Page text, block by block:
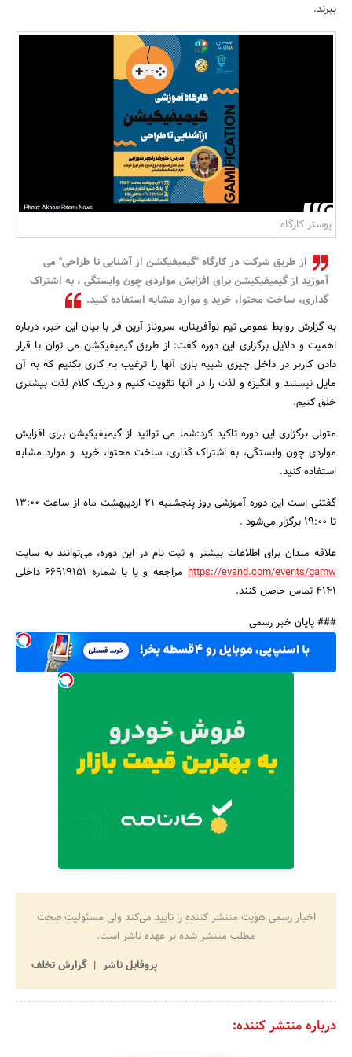
جستجو
ببرند.
پوستر کارگاه
از طریق شرکت در کارگاه "گیمیفیکشن از آشنایی تا طراحی" می
آموزید از گیمیفیکیشن برای افزایش مواردی چون وابستگی ، به اشتراک
گذاری، ساخت محتوا، خرید و موارد مشابه استفاده کنید.
به گزارش روابط عمومی تیم نوآفرینان، سروناز آرین فر با بیان این خبر، درباره
اهمیت و دلایل برگزاری این دوره گفت: از طریق گیمیفیکشن می توان با قرار
دادن کاربر در داخل چیزی شبیه بازی آنها را ترغیب به کاری بکنیم که به آن
مایل نیستند و انگیزه و لذت را در آنها تقویت کنیم و دریک کلام لذت بیشتری
خلق کنیم.
متولی برگزاری این دوره تاکید کرد:شما می توانید از گیمیفیکیشن برای افزایش
مواردی چون وابستگی، به اشتراک گذاری، ساخت محتوا، خرید و موارد مشابه
استفاده کنید.
گفتنی است این دوره آموزشی روز پنجشنبه 21 اردیبهشت ماه از ساعت 13:00
تا 19:00 برگزار می‌شود .
علاقه مندان برای اطلاعات بیشتر و ثبت نام در این دوره، می‌توانند به سایت
https://evand.com/events/gamw
مراجعه و یا با شماره 66919151 داخلی
4141 تماس حاصل کنند.
### پایان خبر رسمی
اخبار رسمی هویت منتشر کننده را تایید می‌کند ولی مسئولیت صحت
مطلب منتشر شده بر عهده ناشر است.
پروفایل ناشر
گزارش تخلف
درباره منتشر کننده: